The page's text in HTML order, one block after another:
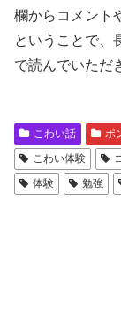
欄からコメント
ということで、
で読んでいただ
こわい話 ポ
こわい体験
体験
勉強